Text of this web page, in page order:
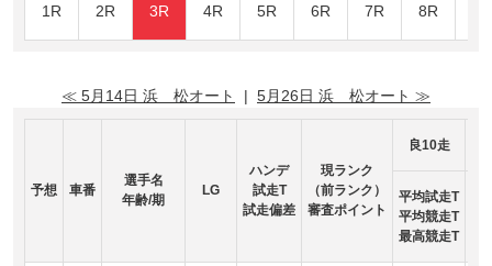
1R 2R 3R 4R 5R 6R 7R 8R
≪ 5月14日 浜 松オート | 5月26日 浜 松オート ≫
予想 車番
選手名
年齢/期
LG
ハンデ
試走T
試走偏差
現ランク
（前ランク）
審査ポイント
良10走
平均試走T
平均競走T
最高競走T